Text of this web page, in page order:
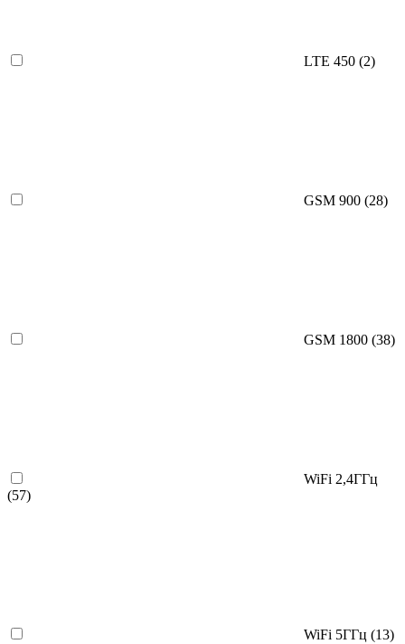
LTE 450 (2)
GSM 900 (28)
GSM 1800 (38)
WiFi 2,4ГГц
(57)
WiFi 5ГГц (13)